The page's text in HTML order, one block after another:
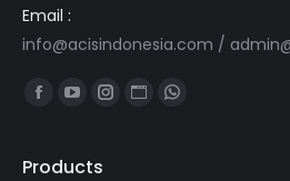
Email :
info@acisindonesia.com /
Find us on:
Facebook
opens
YouTube
opens
Instagram
WebsiteWhatsapp
Products